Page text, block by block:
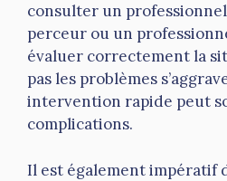
consulter un
perceur ou un
évaluer correctement la
pas les problèmes
intervention rapide peut
complications.
Il est également impératif